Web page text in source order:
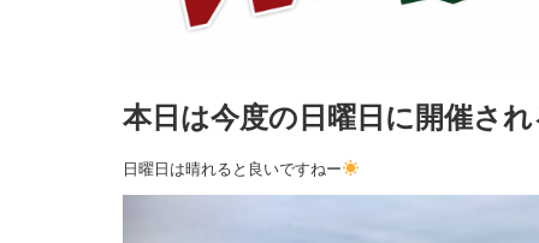
本日は今度の日曜日に開催さ
日曜日は晴れると良いですねー